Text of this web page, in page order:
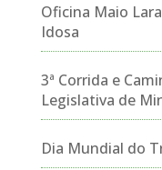
Oficina Maio
Idosa
3ª Corrida e
Legislativa de
Dia Mundial do